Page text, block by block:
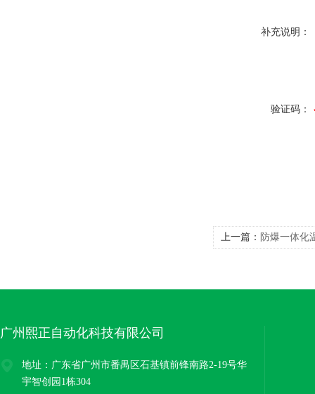
补充说明：
验证码：
上一篇： 防爆一体化
广州熙正自动化科技有限公司
地址：广东省广州市番禺区石基镇前锋南路2-19号华
宇智创园1栋304